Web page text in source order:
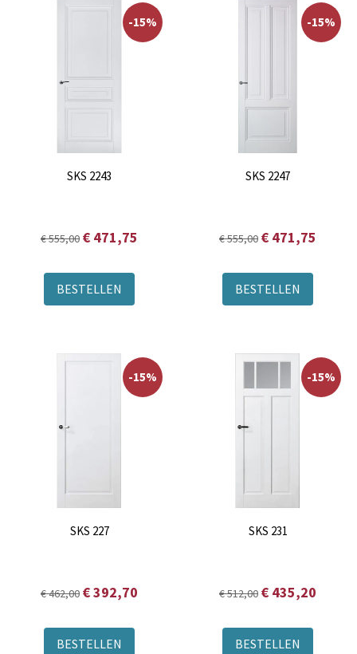
-15%
SKS 2243
€ 555,00 € 471,75
BESTELLEN
-15%
SKS 2247
€ 555,00 € 471,75
BESTELLEN
-15%
SKS 227
€ 462,00 € 392,70
BESTELLEN
-15%
SKS 231
€ 512,00 € 435,20
BESTELLEN